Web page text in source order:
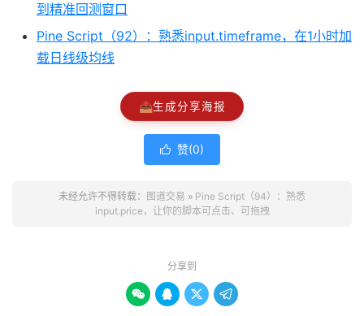
到精准回测窗口
Pine Script（92）：熟悉input.timeframe，在1小时加
载日线级均线
📤生成分享海报
 赞(0)
未经允许不得转载： 图道交易 » Pine Script（94）：熟悉
input.price，让你的脚本可点击、可拖拽
分享到
   